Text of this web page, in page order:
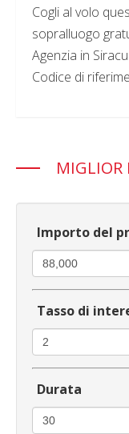
Cogli al volo
sopralluogo
Agenzia in
Codice di
Importo del
Tasso di
Durata